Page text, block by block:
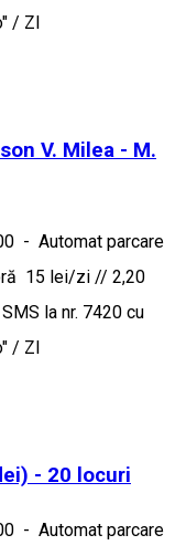
/ ZI
V. Milea - M.
- Automat parcare
15 lei/zi // 2,20
la nr. 7420 cu
/ ZI
- 20 locuri
- Automat parcare